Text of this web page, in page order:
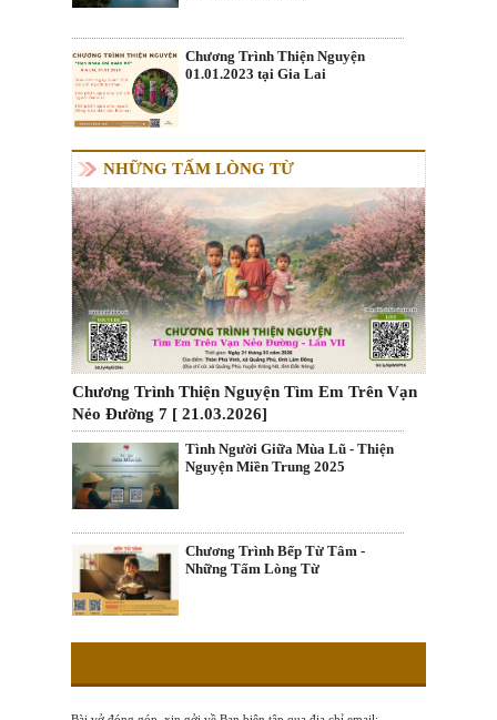
Chương Trình Thiện Nguyện
01.01.2023 tại Gia Lai
NHỮNG TẤM LÒNG TỪ
Chương Trình Thiện Nguyện Tìm Em Trên Vạn
Nẻo Đường 7 [ 21.03.2026]
Tình Người Giữa Mùa Lũ - Thiện
Nguyện Miền Trung 2025
Chương Trình Bếp Từ Tâm -
Những Tấm Lòng Từ